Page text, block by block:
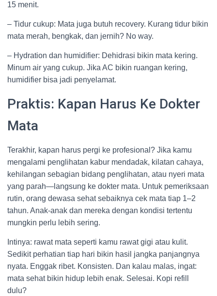
15 menit.
– Tidur cukup: Mata juga butuh recovery. Kurang tidur bikin
mata merah, bengkak, dan jernih? No way.
– Hydration dan humidifier: Dehidrasi bikin mata kering.
Minum air yang cukup. Jika AC bikin ruangan kering,
humidifier bisa jadi penyelamat.
Praktis: Kapan Harus Ke Dokter
Mata
Terakhir, kapan harus pergi ke profesional? Jika kamu
mengalami penglihatan kabur mendadak, kilatan cahaya,
kehilangan sebagian bidang penglihatan, atau nyeri mata
yang parah—langsung ke dokter mata. Untuk pemeriksaan
rutin, orang dewasa sehat sebaiknya cek mata tiap 1–2
tahun. Anak-anak dan mereka dengan kondisi tertentu
mungkin perlu lebih sering.
Intinya: rawat mata seperti kamu rawat gigi atau kulit.
Sedikit perhatian tiap hari bikin hasil jangka panjangnya
nyata. Enggak ribet. Konsisten. Dan kalau malas, ingat:
mata sehat bikin hidup lebih enak. Selesai. Kopi refill
dulu?